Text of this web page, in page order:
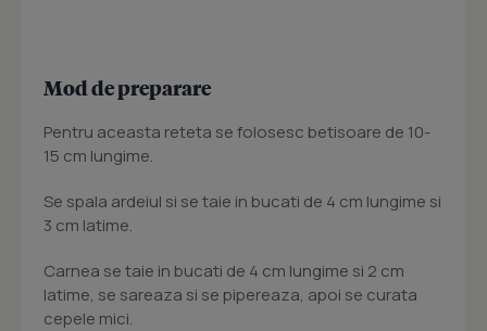
Mod de preparare
Pentru aceasta reteta se folosesc betisoare de 10-
15 cm lungime.
Se spala ardeiul si se taie in bucati de 4 cm lungime si
3 cm latime.
Carnea se taie in bucati de 4 cm lungime si 2 cm
latime, se sareaza si se pipereaza, apoi se curata
cepele mici.